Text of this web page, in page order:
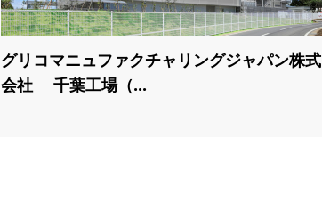
グリコマニュファクチャリングジャパン株式
会社 千葉工場（...